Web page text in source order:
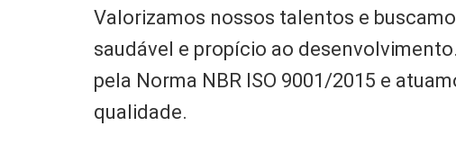
Valorizamos nossos talentos e
saudável e propício ao
pela Norma NBR ISO 9001/2015 e
qualidade.